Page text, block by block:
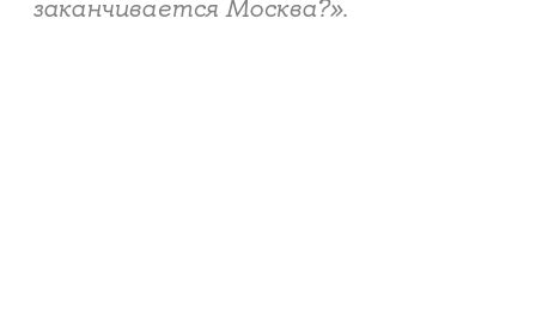
заканчивается Москва?».